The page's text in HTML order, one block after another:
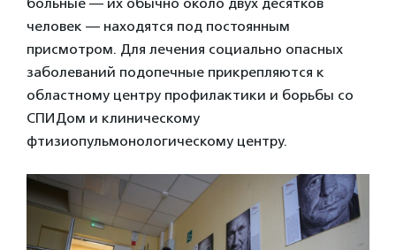
человек — находятся под постоянным
присмотром. Для лечения социально опасных
заболеваний подопечные прикрепляются к
областному центру профилактики и борьбы со
СПИДом и клиническому
фтизиопульмонологическому центру.